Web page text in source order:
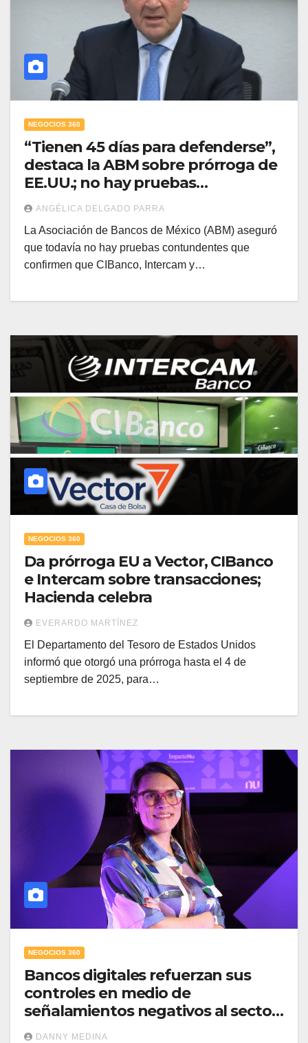
NEGOCIOS 360
“Tienen 45 días para defenderse”,
destaca la ABM sobre prórroga de
EE.UU.; no hay pruebas
concluyentes contra CIBanco e
Intercam, asegura
ANGÉLICA DELGADO PARRA
La Asociación de Bancos de México (ABM) aseguró
que todavía no hay pruebas contundentes que
confirmen que CIBanco, Intercam y…
NEGOCIOS 360
Da prórroga EU a Vector, CIBanco
e Intercam sobre transacciones;
Hacienda celebra
EVERARDO MARTÍNEZ
El Departamento del Tesoro de Estados Unidos
informó que otorgó una prórroga hasta el 4 de
septiembre de 2025, para…
NEGOCIOS 360
Bancos digitales refuerzan sus
controles en medio de
señalamientos negativos al sector
financiero mexicano
DANNY MEDINA